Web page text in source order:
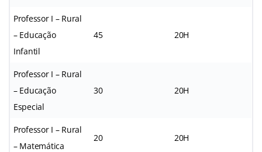
Professor I – Rural
– Educação
Infantil
45 20H
Professor I – Rural
– Educação
Especial
30 20H
Professor I – Rural
– Matemática
20 20H